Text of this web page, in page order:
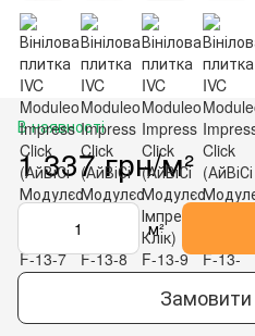
В наявності
1 337 грн/м²
м²